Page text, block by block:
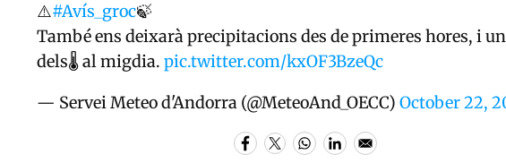
⚠️#Avís_groc🍃
També ens deixarà precipitacions des de primeres hores, i
dels🌡️ al migdia. pic.twitter.com/kxOF3BzeQc
— Servei Meteo d'Andorra (@MeteoAnd_OECC) October 22,